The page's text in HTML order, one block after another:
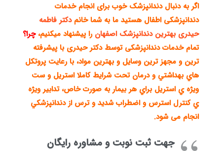
اگر به دنبال دندانپزشک خوب برای انجام خدمات
دندانپزشکی اطفال هستید ما به شما خانمدکتر فاطمه
حیدری بهترین دندانپزشک اصفهان را پیشنهاد میکنیم،چرا؟
تمام خدمات دندانپزشکی توسط دکتر حیدری با پيشرفته
ترين و مجهز ترين وسايل و بهترين مواد، با رعايت پروتكل
هاي بهداشتي و درمان تحت شرايط كاملا استريل و ست
ويژه ي استريل براي هر بيمار به صورت خاص، تدابير ويژه
ي كنترل استرس و اضطراب شديد و ترس از دندانپزشكي
انجام می شود.
جهت ثبت نوبت و مشاوره رایگان